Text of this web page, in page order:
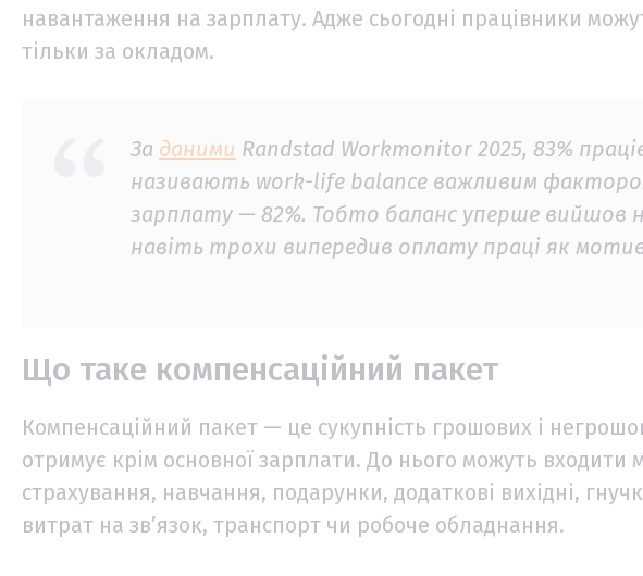
навантаження на зарплату. Адже сьогодні працівники
тільки за окладом.
За даними Randstad Workmonitor 2025, 83%
називають work-life balance важливим
зарплату — 82%. Тобто баланс уперше вийшов
навіть трохи випередив оплату праці як
Що таке компенсаційний пакет
Компенсаційний пакет — це сукупність грошових і
отримує крім основної зарплати. До нього можуть входити
страхування, навчання, подарунки, додаткові вихідні,
витрат на зв’язок, транспорт чи робоче обладнання.